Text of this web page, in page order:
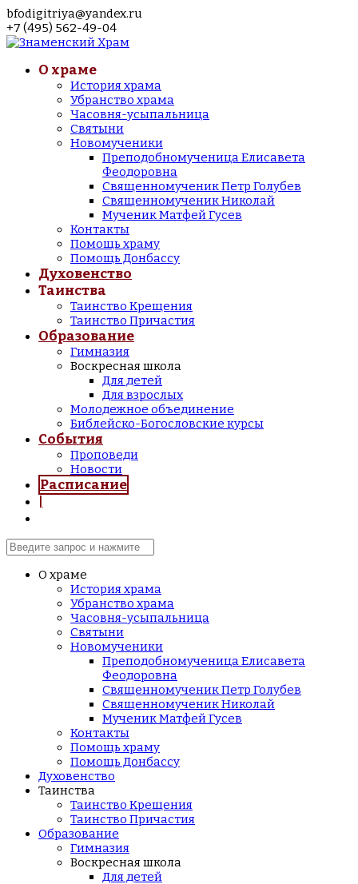
bfodigitriya@yandex.ru
+7 (495) 562-49-04
О храме
История храма
Убранство храма
Часовня-усыпальница
Святыни
Новомученики
Преподобномученица Елисавета
Феодоровна
Священномученик Петр Голубев
Священномученик Николай
Мученик Матфей Гусев
Контакты
Помощь храму
Помощь Донбассу
Духовенство
Таинства
Таинство Крещения
Таинство Причастия
Образование
Гимназия
Воскресная школа
Для детей
Для взрослых
Молодежное объединение
Библейско-Богословские курсы
События
Проповеди
Новости
Расписание
О храме
История храма
Убранство храма
Часовня-усыпальница
Святыни
Новомученики
Преподобномученица Елисавета
Феодоровна
Священномученик Петр Голубев
Священномученик Николай
Мученик Матфей Гусев
Контакты
Помощь храму
Помощь Донбассу
Духовенство
Таинства
Таинство Крещения
Таинство Причастия
Образование
Гимназия
Воскресная школа
Для детей